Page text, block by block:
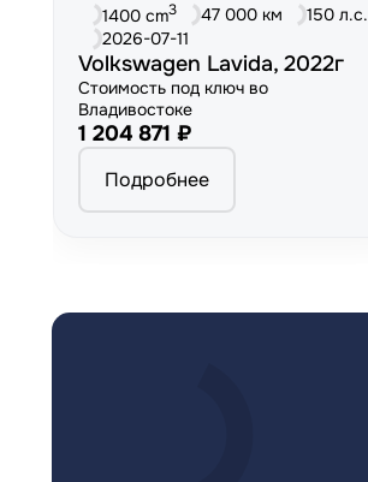
1400 cm3 47 000 км
150 л.с.
2026-07-11
Volkswagen Lavida, 2022г
Стоимость под ключ во
Владивостоке
1 204 871 ₽
Подробнее